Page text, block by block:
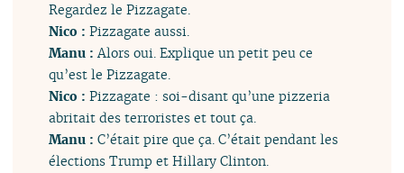
Regardez le Pizzagate.
Nico :Pizzagate aussi.
Manu :Alors oui. Explique un petit peu ce
qu’est le Pizzagate.
Nico :Pizzagate : soi-disant qu’une pizzeria
abritait des terroristes et tout ça.
Manu :C’était pire que ça. C’était pendant les
élections Trump et Hillary Clinton.